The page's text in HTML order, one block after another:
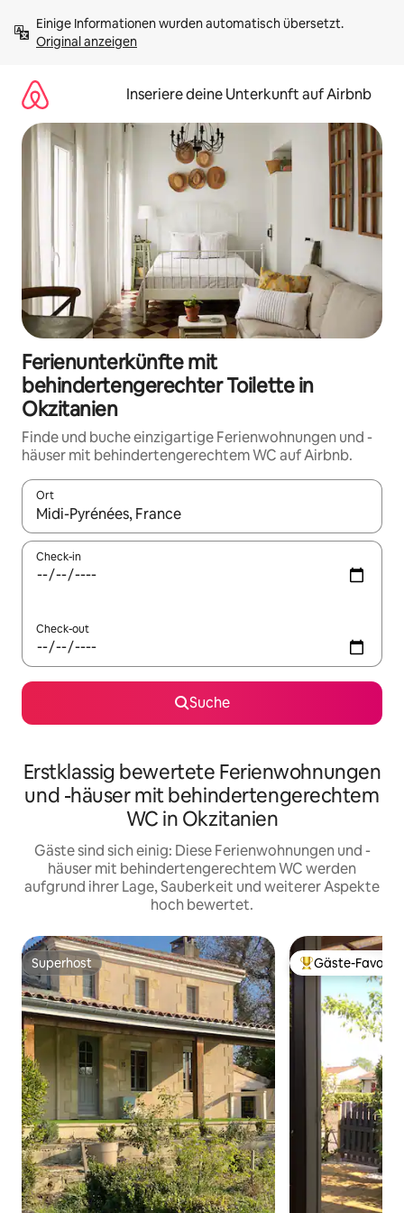
Inhalten
springenOriginal anzeigen
Inseriere deine Unterkunft auf Airbnb
Ferienunterkünfte mit
behindertengerechter Toilette in
Okzitanien
Finde und buche einzigartige Ferienwohnungen und -
häuser mit behindertengerechtem WC auf Airbnb.
Ort
Wenn Ergebnisse verfügbar sind, navigiere mit den
Check-in
Check-out
Suche
Erstklassig bewertete Ferienwohnungen
und -häuser mit behindertengerechtem
WC in Okzitanien
Gäste sind sich einig: Diese Ferienwohnungen und -
häuser mit behindertengerechtem WC werden
aufgrund ihrer Lage, Sauberkeit und weiterer Aspekte
hoch bewertet.
Superhost
Superhost Beliebter Gäste-
Gäste-Favorit